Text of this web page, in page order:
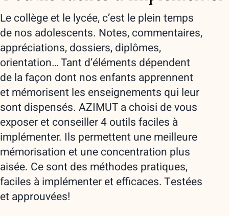
Le collège et le lycée, c’est le plein temps
de nos adolescents. Notes, commentaires,
appréciations, dossiers, diplômes,
orientation… Tant d’éléments dépendent
de la façon dont nos enfants apprennent
et mémorisent les enseignements qui leur
sont dispensés. AZIMUT a choisi de vous
exposer et conseiller 4 outils faciles à
implémenter. Ils permettent une meilleure
mémorisation et une concentration plus
aisée. Ce sont des méthodes pratiques,
faciles à implémenter et efficaces. Testées
et approuvées!